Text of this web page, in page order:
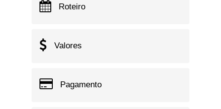
Roteiro
Valores
Pagamento